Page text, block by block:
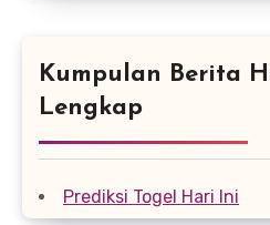
Kumpulan Berita
Lengkap
Prediksi Togel Hari Ini